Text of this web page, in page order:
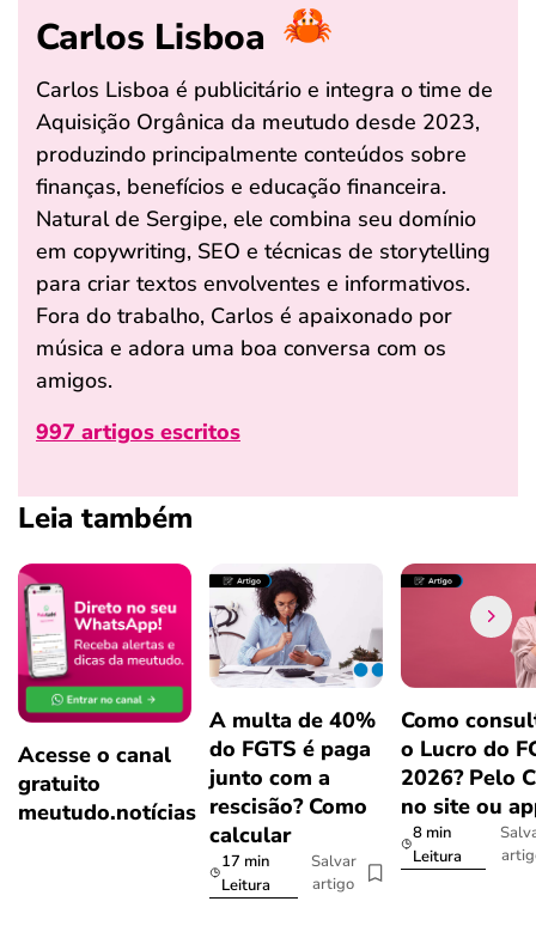
Carlos Lisboa
Carlos Lisboa é publicitário e integra o time de
Aquisição Orgânica da meutudo desde 2023,
produzindo principalmente conteúdos sobre
finanças, benefícios e educação financeira.
Natural de Sergipe, ele combina seu domínio
em copywriting, SEO e técnicas de storytelling
para criar textos envolventes e informativos.
Fora do trabalho, Carlos é apaixonado por
música e adora uma boa conversa com os
amigos.
997 artigos escritos
Leia também
Acesse o canal
gratuito
meutudo.notícias
A multa de 40%
do FGTS é paga
junto com a
rescisão? Como
calcular
17 min
Leitura
Salvar
artigo
Como
o Lucro do
2026? Pelo
no site ou
8 min
Leitura